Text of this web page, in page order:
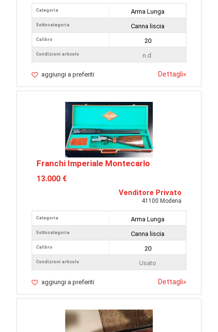
Categoria
Sottocategoria
Calibro
Condizioni articolo
Arma Lunga
Canna liscia
20
n.d.
aggiungi a preferiti Dettagli»
Franchi Imperiale Montecarlo
13.000 €
Venditore Privato
41100 Modena
Categoria
Sottocategoria
Calibro
Condizioni articolo
Arma Lunga
Canna liscia
20
Usato
aggiungi a preferiti Dettagli»